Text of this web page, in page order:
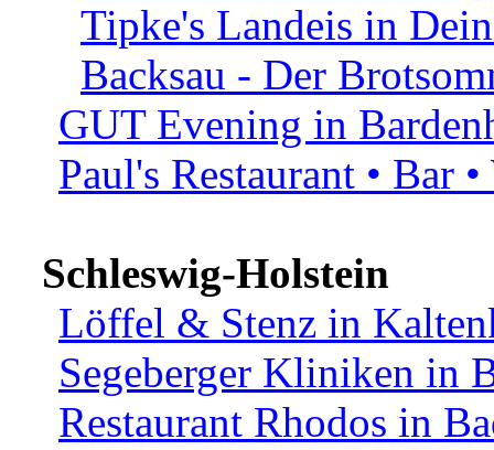
Tipke's Landeis in
Backsau - Der
GUT Evening in
Paul's Restaurant • Bar
Schleswig-Holstein
Löffel & Stenz in
Segeberger Kliniken in
Restaurant Rhodos in